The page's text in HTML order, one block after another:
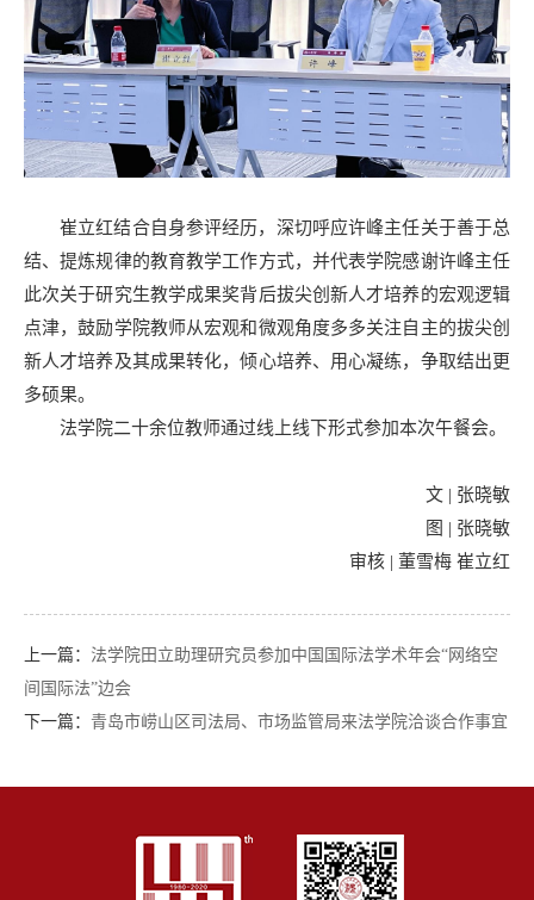
崔立红结合自身参评经历，深切呼应许峰主任关于善于总
结、提炼规律的教育教学工作方式，并代表学院感谢许峰主任
此次关于研究生教学成果奖背后拔尖创新人才培养的宏观逻辑
点津，鼓励学院教师从宏观和微观角度多多关注自主的拔尖创
新人才培养及其成果转化，倾心培养、用心凝练，争取结出更
多硕果。
法学院二十余位教师通过线上线下形式参加本次午餐会。
文 | 张晓敏
图 | 张晓敏
审核 | 董雪梅 崔立红
上一篇： 法学院田立助理研究员参加中国国际法学术年会“网络空
间国际法”边会
下一篇： 青岛市崂山区司法局、市场监管局来法学院洽谈合作事宜